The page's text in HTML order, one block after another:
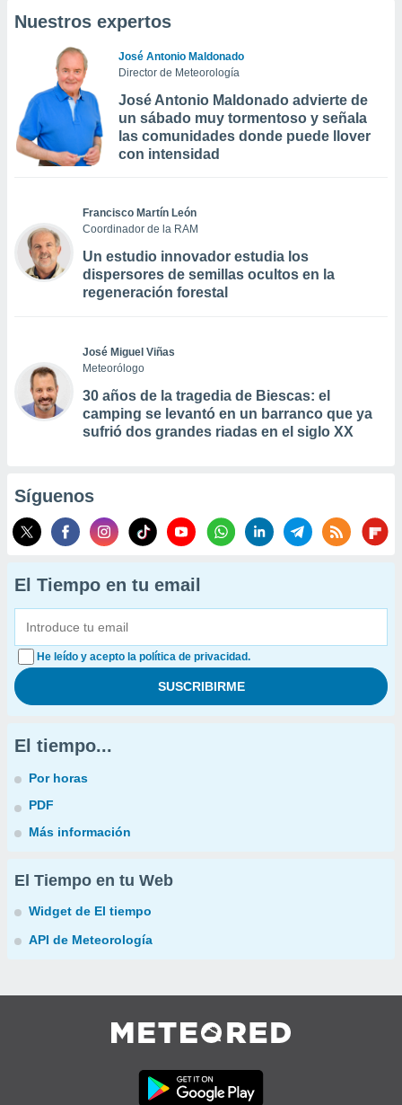
Nuestros expertos
José Antonio Maldonado
Director de Meteorología
José Antonio Maldonado advierte de
un sábado muy tormentoso y señala
las comunidades donde puede llover
con intensidad
Francisco Martín León
Coordinador de la RAM
Un estudio innovador estudia los
dispersores de semillas ocultos en la
regeneración forestal
José Miguel Viñas
Meteorólogo
30 años de la tragedia de Biescas: el
camping se levantó en un barranco que ya
sufrió dos grandes riadas en el siglo XX
Síguenos
El Tiempo en tu email
He leído y acepto la política de privacidad.
El tiempo...
Por horas
PDF
Más información
El Tiempo en tu Web
Widget de El tiempo
API de Meteorología